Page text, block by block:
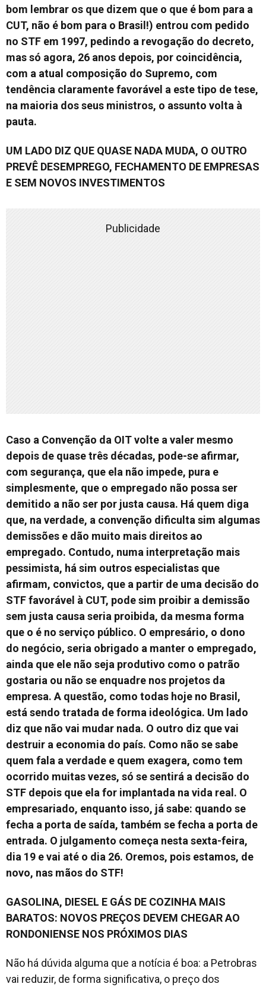
bom lembrar os que dizem que o que é bom para a
CUT, não é bom para o Brasil!) entrou com pedido
no STF em 1997, pedindo a revogação do decreto,
mas só agora, 26 anos depois, por coincidência,
com a atual composição do Supremo, com
tendência claramente favorável a este tipo de tese,
na maioria dos seus ministros, o assunto volta à
pauta.
UM LADO DIZ QUE QUASE NADA MUDA, O OUTRO
PREVÊ DESEMPREGO, FECHAMENTO DE EMPRESAS
E SEM NOVOS INVESTIMENTOS
Publicidade
Caso a Convenção da OIT volte a valer mesmo
depois de quase três décadas, pode-se afirmar,
com segurança, que ela não impede, pura e
simplesmente, que o empregado não possa ser
demitido a não ser por justa causa. Há quem diga
que, na verdade, a convenção dificulta sim algumas
demissões e dão muito mais direitos ao
empregado. Contudo, numa interpretação mais
pessimista, há sim outros especialistas que
afirmam, convictos, que a partir de uma decisão do
STF favorável à CUT, pode sim proibir a demissão
sem justa causa seria proibida, da mesma forma
que o é no serviço público. O empresário, o dono
do negócio, seria obrigado a manter o empregado,
ainda que ele não seja produtivo como o patrão
gostaria ou não se enquadre nos projetos da
empresa. A questão, como todas hoje no Brasil,
está sendo tratada de forma ideológica. Um lado
diz que não vai mudar nada. O outro diz que vai
destruir a economia do país. Como não se sabe
quem fala a verdade e quem exagera, como tem
ocorrido muitas vezes, só se sentirá a decisão do
STF depois que ela for implantada na vida real. O
empresariado, enquanto isso, já sabe: quando se
fecha a porta de saída, também se fecha a porta de
entrada. O julgamento começa nesta sexta-feira,
dia 19 e vai até o dia 26. Oremos, pois estamos, de
novo, nas mãos do STF!
GASOLINA, DIESEL E GÁS DE COZINHA MAIS
BARATOS: NOVOS PREÇOS DEVEM CHEGAR AO
RONDONIENSE NOS PRÓXIMOS DIAS
Não há dúvida alguma que a notícia é boa: a Petrobras
vai reduzir, de forma significativa, o preço dos